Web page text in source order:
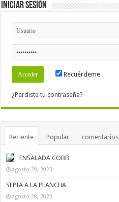
Iniciar Sesión
Recuérdeme
¿Perdiste tu contraseña?
Reciente Popular comentarios
ENSALADA COBB
agosto 29, 2023
SEPIA A LA PLANCHA
agosto 28, 2023